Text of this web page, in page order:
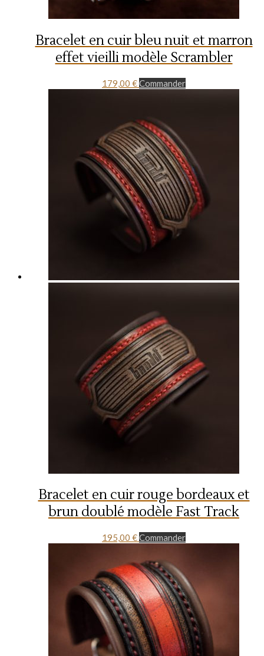
Bracelet en cuir bleu nuit et marron
effet vieilli modèle Scrambler
179,00 €Commander
Bracelet en cuir rouge bordeaux et
brun doublé modèle Fast Track
195,00 €Commander